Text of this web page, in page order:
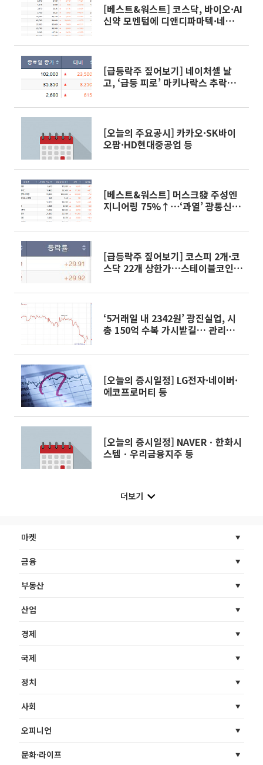
[베스트&워스트] 코스닥, 바이오·AI
신약 모멘텀에 디앤디파마텍·네이
[급등락주 짚어보기] 네이처셀 날
고, ‘급등 피로’ 마키나락스 추락…
[오늘의 주요공시] 카카오·SK바이
오팜·HD현대중공업 등
[베스트&워스트] 머스크發 주성엔
지니어링 75%↑⋯‘과열’ 광통신주
[급등락주 짚어보기] 코스피 2개·코
스닥 22개 상한가…스테이블코인ㆍ
‘5거래일 내 2342원’ 광진실업, 시
총 150억 수복 가시밭길… 관리종
[오늘의 증시일정] LG전자·네이버·
에코프로머티 등
[오늘의 증시일정] NAVERㆍ한화시
스템ㆍ우리금융지주 등
더보기
마켓
금융
부동산
산업
경제
국제
정치
사회
오피니언
문화·라이프